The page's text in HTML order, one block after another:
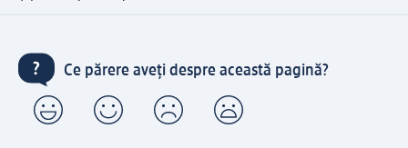
Ce părere aveți despre această pagină?